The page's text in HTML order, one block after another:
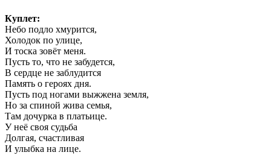
Куплет:
Небо подло хмурится,
Холодок по улице,
И тоска зовёт меня.
Пусть то, что не забудется,
В сердце не заблудится
Память о героях дня.
Пусть под ногами выжжена земля,
Но за спиной жива семья,
Там дочурка в платьице.
У неё своя судьба
Долгая, счастливая
И улыбка на лице.